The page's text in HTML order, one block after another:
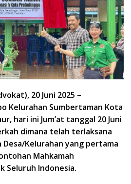
20 Juni 2025 –
Kelurahan Sumbertaman Kota
hari ini Jum’at tanggal 20 Juni
dimana telah terlaksana
Desa/Kelurahan yang pertama
Mahkamah
Seluruh Indonesia.